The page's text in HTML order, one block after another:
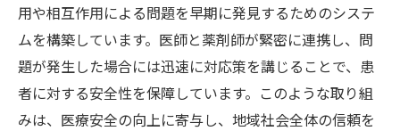
用や相互作用による問題を早期に発見するためのシステ
ムを構築しています。医師と薬剤師が緊密に連携し、問
題が発生した場合には迅速に対応策を講じることで、患
者に対する安全性を保障しています。このような取り組
みは、医療安全の向上に寄与し、地域社会全体の信頼を